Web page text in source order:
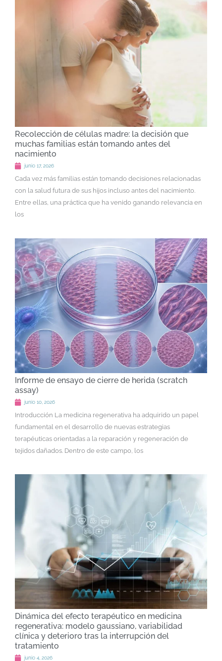
Recolección de células madre: la decisión que
muchas familias están tomando antes del
nacimiento
junio 17, 2026
Cada vez más familias están tomando decisiones relacionadas
con la salud futura de sus hijos incluso antes del nacimiento.
Entre ellas, una práctica que ha venido ganando relevancia en
los
Informe de ensayo de cierre de herida (scratch
assay)
junio 10, 2026
Introducción La medicina regenerativa ha adquirido un papel
fundamental en el desarrollo de nuevas estrategias
terapéuticas orientadas a la reparación y regeneración de
tejidos dañados. Dentro de este campo, los
Dinámica del efecto terapéutico en medicina
regenerativa: modelo gaussiano, variabilidad
clínica y deterioro tras la interrupción del
tratamiento
junio 4, 2026